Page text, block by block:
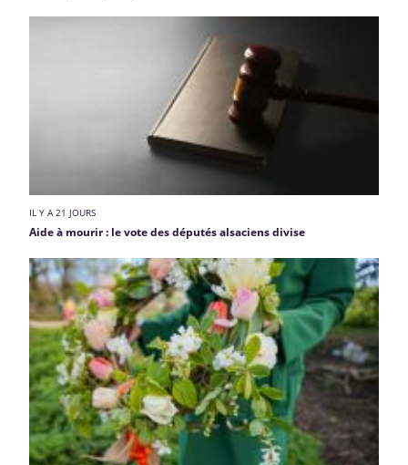
IL Y A 21 JOURS
Aide à mourir : le vote des députés alsaciens divise